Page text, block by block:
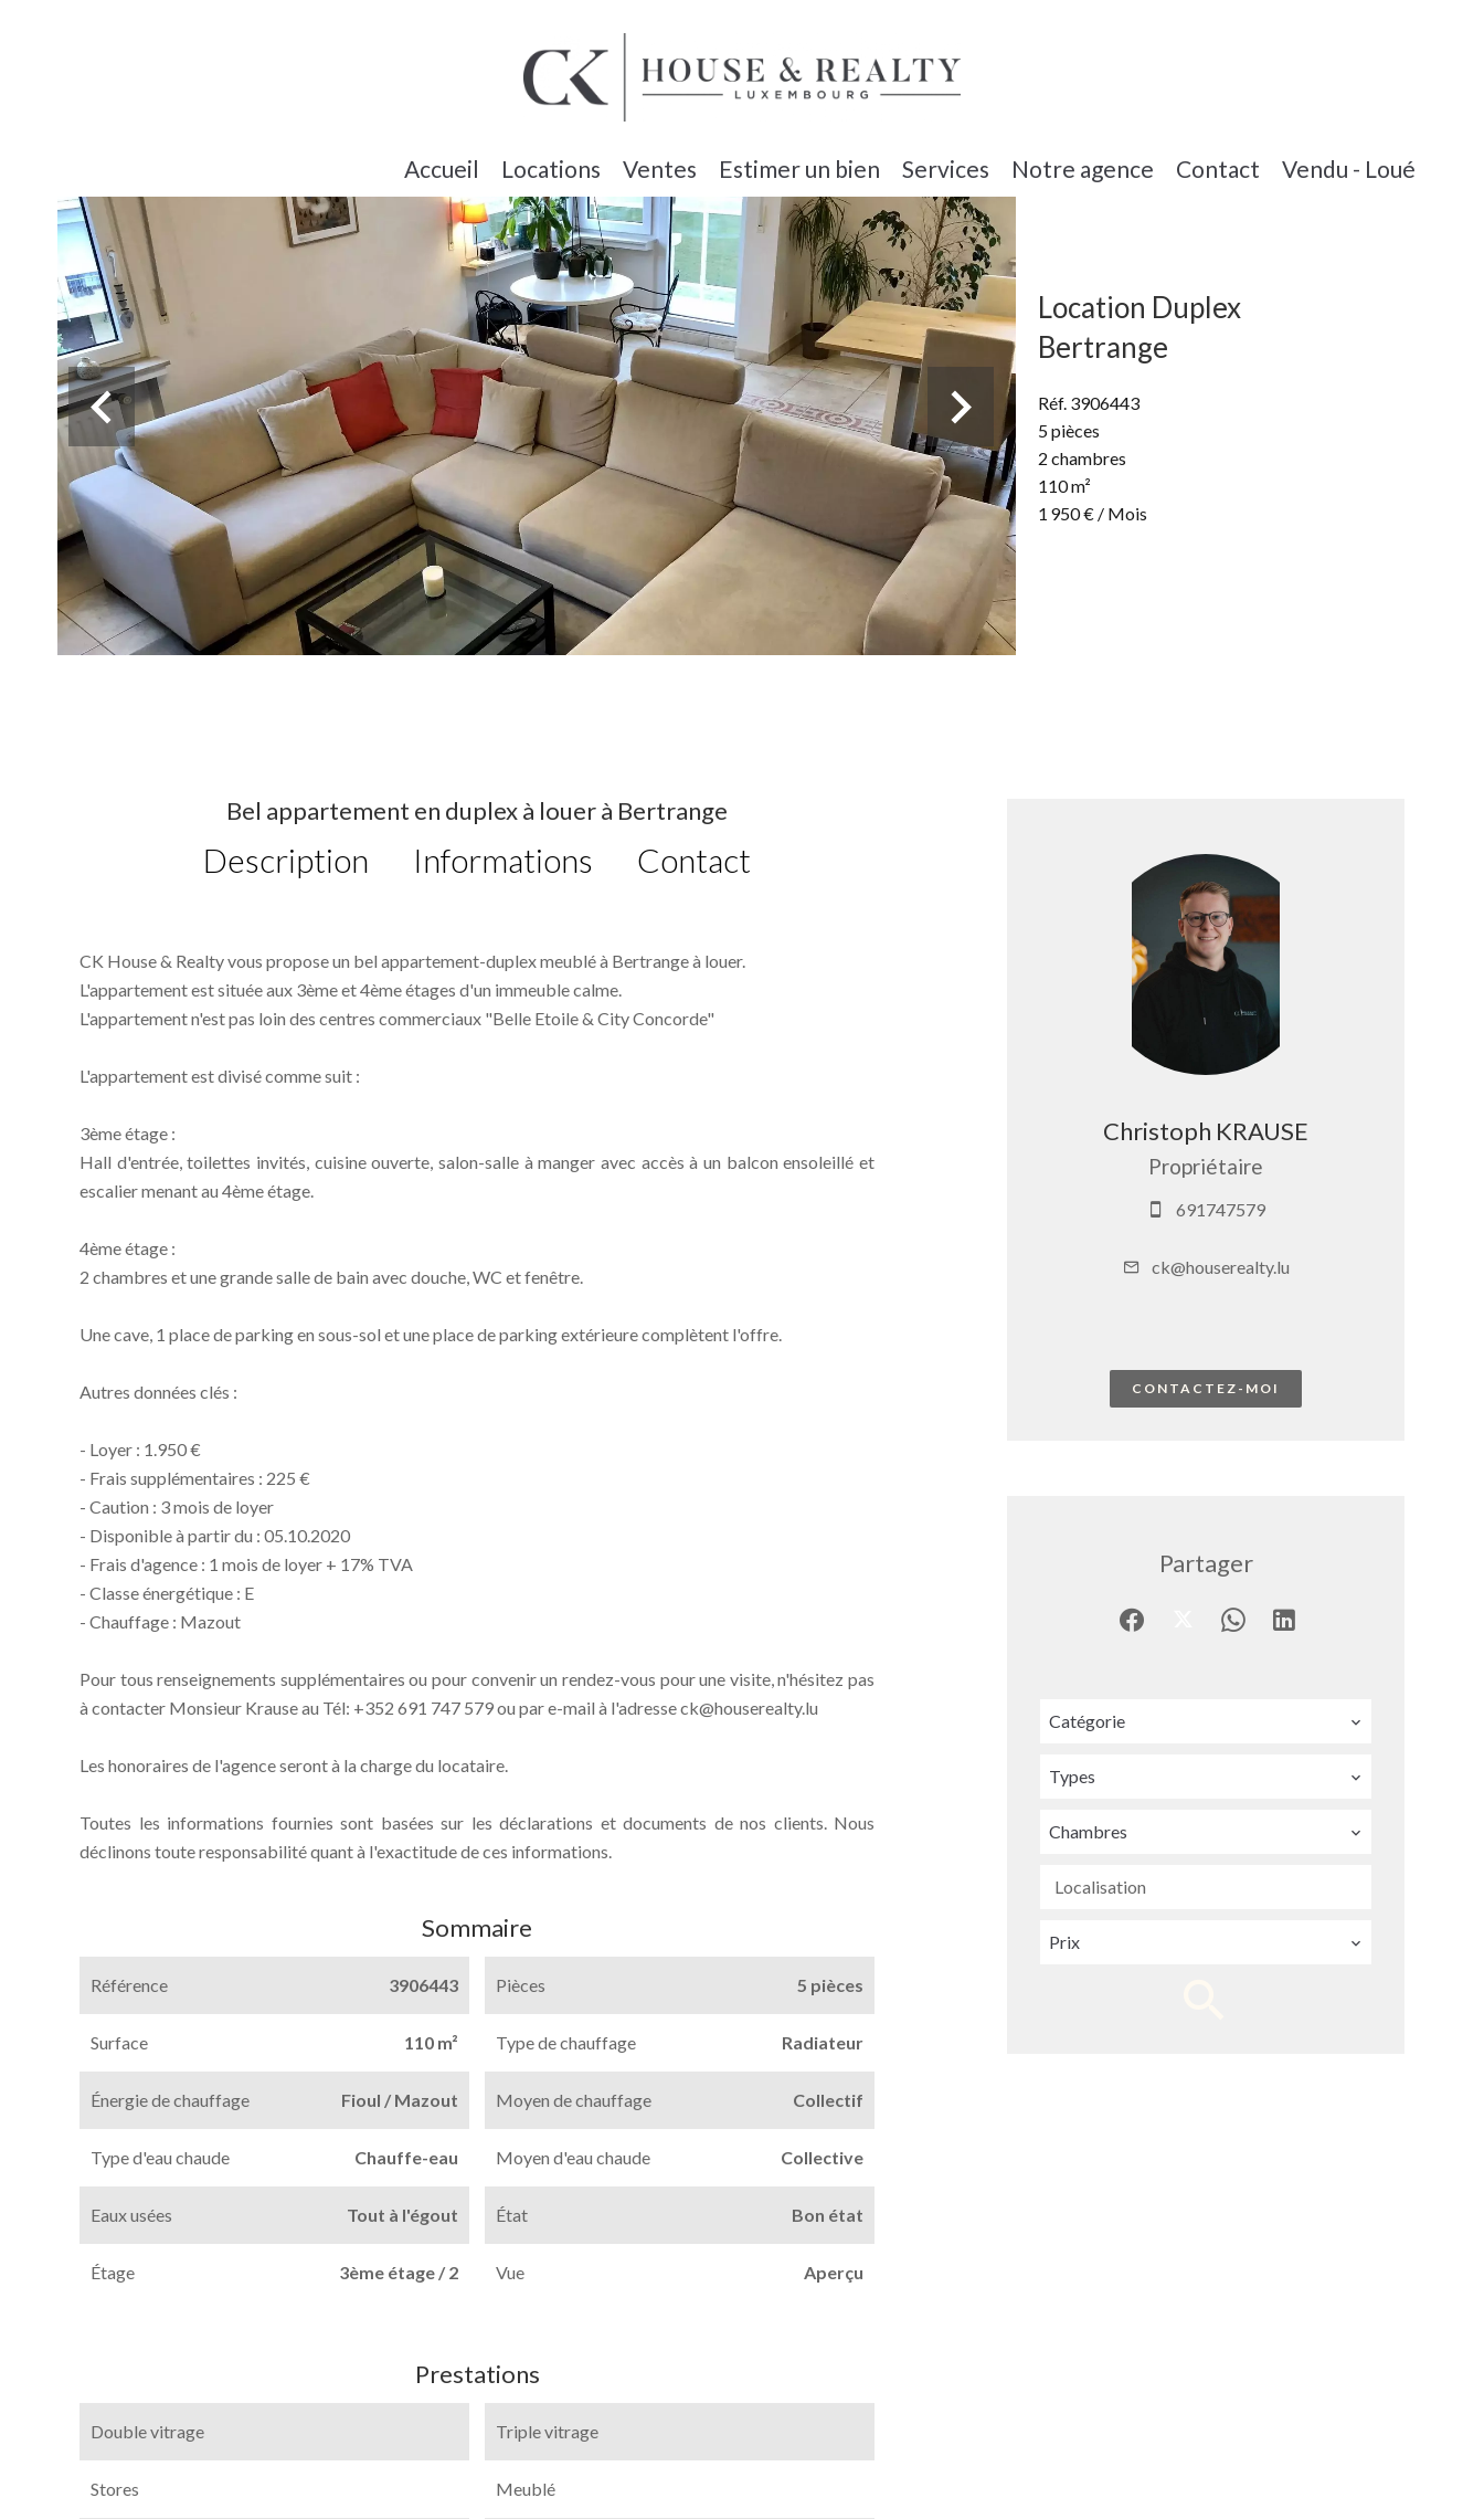
Accueil Locations Ventes Estimer un bien Services Notre agence Contact Vendu - Loué
Location Duplex
Bertrange
Réf. 3906443
5 pièces
2 chambres
110 m²
1 950 € / Mois
Bel appartement en duplex à louer à Bertrange
Description Informations Contact
CK House & Realty vous propose un bel appartement-duplex meublé à Bertrange à louer.
L'appartement est située aux 3ème et 4ème étages d'un immeuble calme.
L'appartement n'est pas loin des centres commerciaux "Belle Etoile & City Concorde"
L'appartement est divisé comme suit :
3ème étage :
Hall d'entrée, toilettes invités, cuisine ouverte, salon-salle à manger avec accès à un balcon ensoleillé et
escalier menant au 4ème étage.
4ème étage :
2 chambres et une grande salle de bain avec douche, WC et fenêtre.
Une cave, 1 place de parking en sous-sol et une place de parking extérieure complètent l'offre.
Autres données clés :
- Loyer : 1.950 €
- Frais supplémentaires : 225 €
- Caution : 3 mois de loyer
- Disponible à partir du : 05.10.2020
- Frais d'agence : 1 mois de loyer + 17% TVA
- Classe énergétique : E
- Chauffage : Mazout
Pour tous renseignements supplémentaires ou pour convenir un rendez-vous pour une visite, n'hésitez pas
à contacter Monsieur Krause au Tél: +352 691 747 579 ou par e-mail à l'adresse ck@houserealty.lu
Les honoraires de l'agence seront à la charge du locataire.
Toutes les informations fournies sont basées sur les déclarations et documents de nos clients. Nous
déclinons toute responsabilité quant à l'exactitude de ces informations.
Sommaire
Référence 3906443 Pièces 5 pièces
Surface 110 m² Type de chauffage Radiateur
Énergie de chauffage Fioul / Mazout Moyen de chauffage Collectif
Type d'eau chaude Chauffe-eau Moyen d'eau chaude Collective
Eaux usées Tout à l'égout État Bon état
Étage 3ème étage / 2 Vue Aperçu
Prestations
Double vitrage Triple vitrage
Stores Meublé
Christoph KRAUSE
Propriétaire
691747579
ck@houserealty.lu
CONTACTEZ-MOI
Partager
Catégorie
Types
Chambres
Localisation
Prix